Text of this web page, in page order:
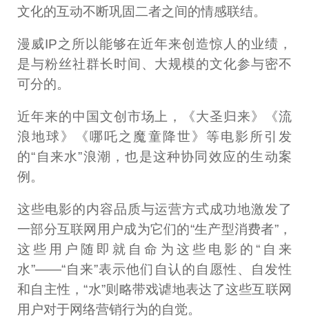
文化的互动不断巩固二者之间的情感联结。
漫威IP之所以能够在近年来创造惊人的业绩，
是与粉丝社群长时间、大规模的文化参与密不
可分的。
近年来的中国文创市场上，《大圣归来》《流
浪地球》《哪吒之魔童降世》等电影所引发
的“自来水”浪潮，也是这种协同效应的生动案
例。
这些电影的内容品质与运营方式成功地激发了
一部分互联网用户成为它们的“生产型消费者”，
这些用户随即就自命为这些电影的“自来
水”——“自来”表示他们自认的自愿性、自发性
和自主性，“水”则略带戏谑地表达了这些互联网
用户对于网络营销行为的自觉。